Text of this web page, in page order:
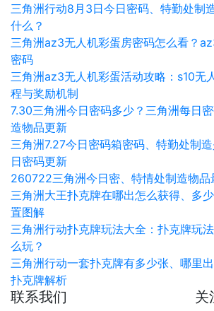
三角洲行动8月3日今日密码、特勤处制
什么？
三角洲az3无人机彩蛋房密码怎么看？
密码
三角洲az3无人机彩蛋活动攻略：s10无
程与奖励机制
7.30三角洲今日密码多少？三角洲每日
造物品更新
三角洲7.27今日密码箱密码、特勤处制
日密码更新
260722三角洲今日密、特情处制造物品
三角洲大王扑克牌在哪出怎么获得、多
置图解
三角洲行动扑克牌玩法大全：扑克牌玩
么玩？
三角洲行动一套扑克牌有多少张、哪里
扑克牌解析
联系我们 关